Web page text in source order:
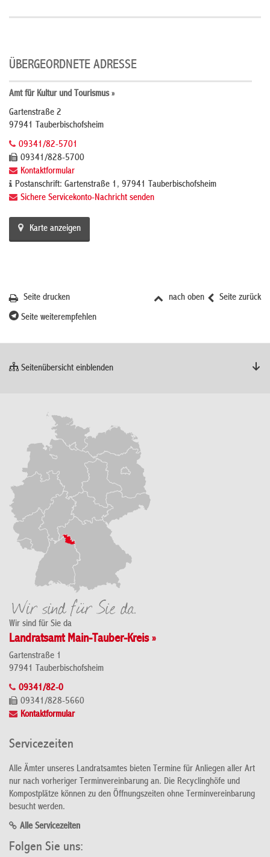
ÜBERGEORDNETE ADRESSE
Amt für Kultur und Tourismus »
Gartenstraße 2
97941 Tauberbischofsheim
09341/82-5701
09341/828-5700
Kontaktformular
Postanschrift: Gartenstraße 1, 97941 Tauberbischofsheim
Sichere Servicekonto-Nachricht senden
Karte anzeigen
Seite zurück
nach oben
Seite drucken
Seite weiterempfehlen
Seitenübersicht einblenden
Wir sind für Sie da
Landratsamt Main-Tauber-Kreis »
Gartenstraße 1
97941 Tauberbischofsheim
09341/82-0
09341/828-5660
Kontaktformular
Servicezeiten
Alle Ämter unseres Landratsamtes bieten Termine für Anliegen aller Art
nur nach vorheriger Terminvereinbarung an. Die Recyclinghöfe und
Kompostplätze können zu den Öffnungszeiten ohne Terminvereinbarung
besucht werden.
Alle Servicezeiten
Folgen Sie uns: